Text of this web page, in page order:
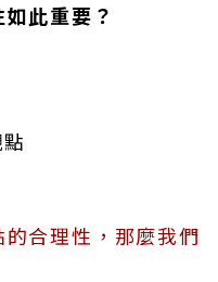
此重要？
合理性，那麼我們